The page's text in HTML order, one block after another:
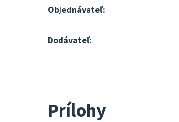
Objednávateľ:
Dodávateľ:
Prílohy